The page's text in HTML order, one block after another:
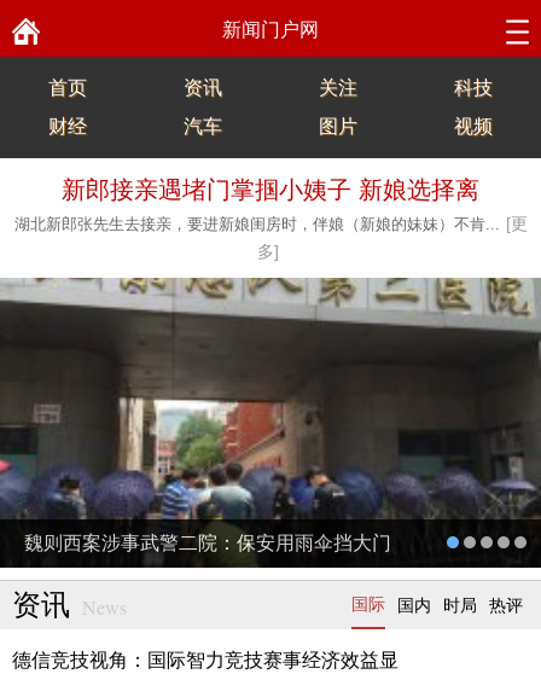
新闻门户网
首页 资讯 关注
科技
财经
汽车 图片 视频
新郎接亲遇堵门掌掴小姨子 新娘选择离
湖北新郎张先生去接亲，要进新娘闺房时，伴娘（新娘的妹妹）不肯... [更
多]
魏则西案涉事武警二院：保安用雨伞挡大门
资讯 News 国际 国内 时局 热评
德信竞技视角：国际智力竞技赛事经济效益显